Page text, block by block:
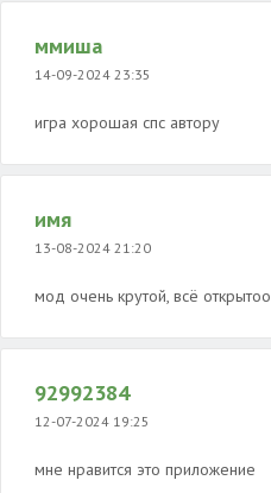
ммиша
14-09-2024 23:35
игра хорошая спс автору
имя
13-08-2024 21:20
мод очень крутой, всё открытоо
92992384
12-07-2024 19:25
мне нравится это приложение